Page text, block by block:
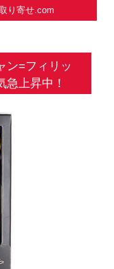
り寄せ.com
ン=フィリッ
上昇中！